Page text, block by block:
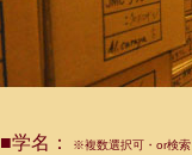
■学名： ※複数選択可・or検索